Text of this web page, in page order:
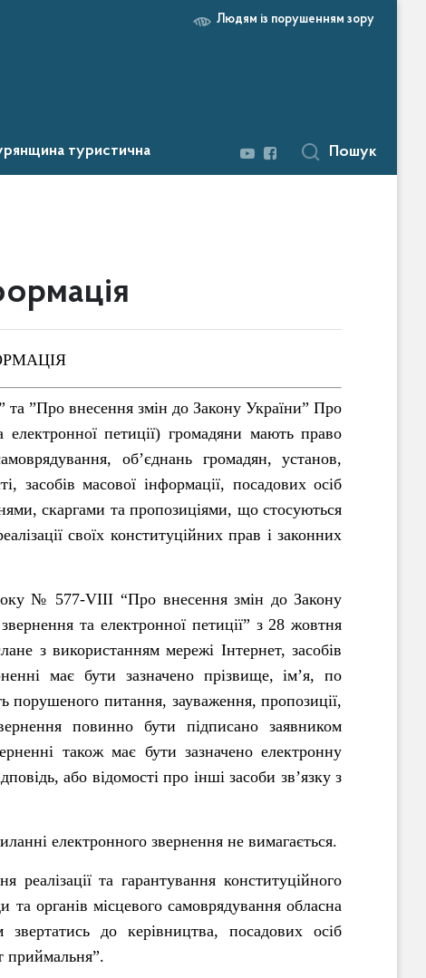
Людям із порушенням зору
туристична Пошук
”Про внесення змін до Закону України” Про
петиції) громадяни мають право
об’єднань громадян, установ,
засобів масової інформації, посадових осіб
скаргами та пропозиціями, що стосуються
своїх конституційних прав і законних
№ 577-VIII “Про внесення змін до Закону
та електронної петиції” з 28 жовтня
з використанням мережі Інтернет, засобів
має бути зазначено прізвище, ім’я, по
порушеного питання, зауваження, пропозиції,
повинно бути підписано заявником
також має бути зазначено електронну
або відомості про інші засоби зв’язку з
електронного звернення не вимагається.
та гарантування конституційного
органів місцевого самоврядування обласна
звертатись до керівництва, посадових осіб
приймальня”.